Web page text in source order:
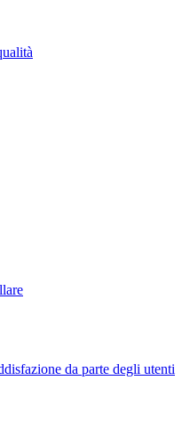
da parte degli utenti